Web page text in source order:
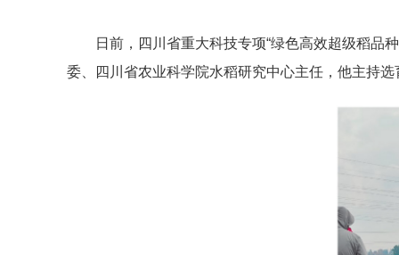
日前，四川省重大科技专项“绿色高效超级稻品
委、
四川省农业科学院水稻研究中心主任，他主持